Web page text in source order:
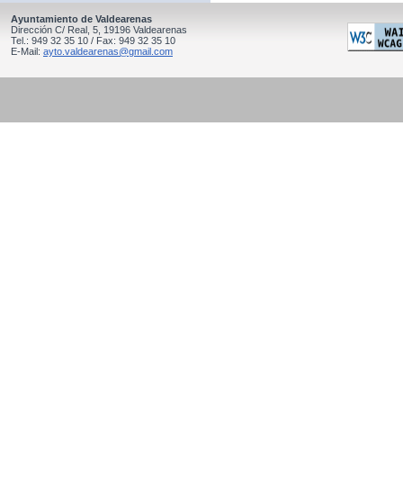
Ayuntamiento de Valdearenas
Dirección C/ Real, 5, 19196 Valdearenas
Tel.: 949 32 35 10 / Fax: 949 32 35 10
E-Mail: ayto.valdearenas@gmail.com